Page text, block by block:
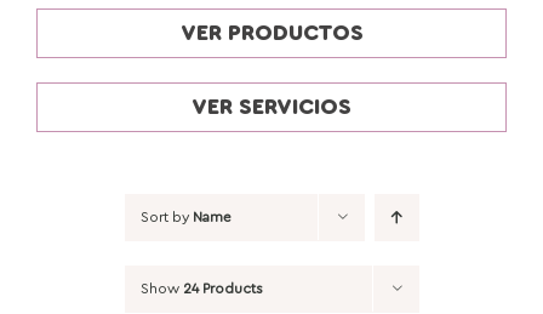
VER PRODUCTOS
VER SERVICIOS
Sort by Name
Show 24 Products